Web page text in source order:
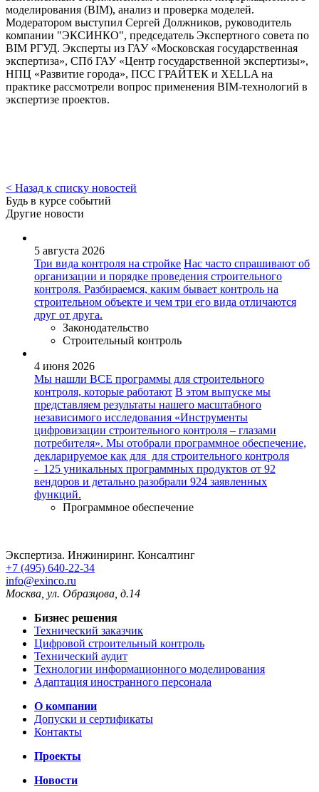
моделирования (BIM), анализ и проверка моделей.
Модератором выступил Сергей Должников, руководитель
компании "ЭКСИНКО", председатель Экспертного совета по
BIM РГУД. Эксперты из ГАУ «Московская государственная
экспертиза», СПб ГАУ «Центр государственной экспертизы»,
НПЦ «Развитие города», ПСС ГРАЙТЕК и XELLA на
практике рассмотрели вопрос применения BIM-технологий в
экспертизе проектов.
< Назад к списку новостей
Будь в курсе событий
Другие новости
5 августа 2026
Три вида контроля на стройке Нас часто спрашивают об
организации и порядке проведения строительного
контроля. Разбираемся, каким бывает контроль на
строительном объекте и чем три его вида отличаются
друг от друга.
Законодательство
Строительный контроль
4 июня 2026
Мы нашли ВСЕ программы для строительного
контроля, которые работают В этом выпуске мы
представляем результаты нашего масштабного
независимого исследования «Инструменты
цифровизации строительного контроля – глазами
потребителя». Мы отобрали программное обеспечение,
декларируемое как для для строительного контроля
- 125 уникальных программных продуктов от 92
вендоров и детально разобрали 924 заявленных
функций.
Программное обеспечение
Экспертиза. Инжиниринг. Консалтинг
+7 (495) 640-22-34
info@exinco.ru
Москва ул. Образцова, д.14
Бизнес решения
Технический заказчик
Цифровой строительный контроль
Технический аудит
Технологии информационного моделирования
Адаптация иностранного персонала
О компании
Допуски и сертификаты
Контакты
Проекты
Новости